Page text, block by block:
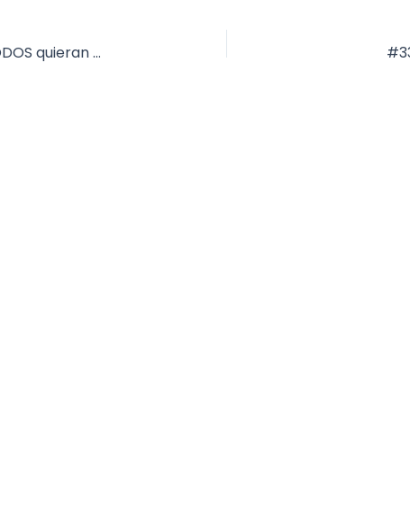
#334 | Cómo ser una persona con la que TODOS quieran estar